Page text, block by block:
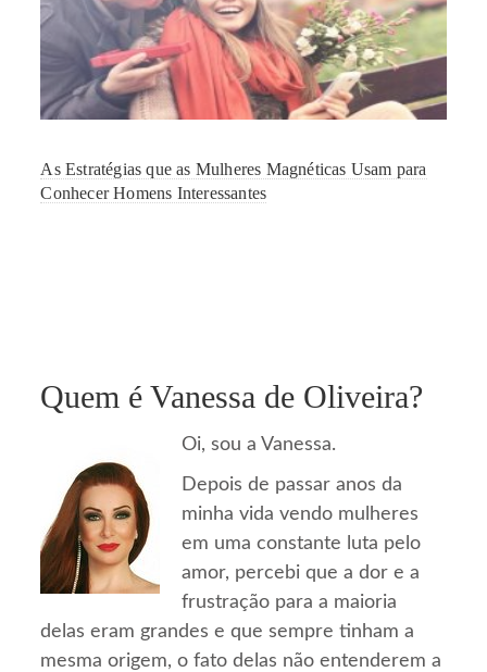
As Estratégias que as Mulheres Magnéticas Usam para
Conhecer Homens Interessantes
Quem é Vanessa de Oliveira?
Oi, sou a Vanessa.
Depois de passar anos da
minha vida vendo mulheres
em uma constante luta pelo
amor, percebi que a dor e a
frustração para a maioria
delas eram grandes e que sempre tinham a
mesma origem, o fato delas não entenderem a